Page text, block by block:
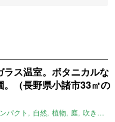
ス温室。ボタニカルな
。（長野県小諸市33㎡の
パクト 自然 植物 庭 吹き抜け